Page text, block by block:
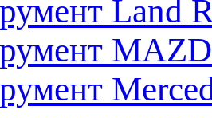
Land